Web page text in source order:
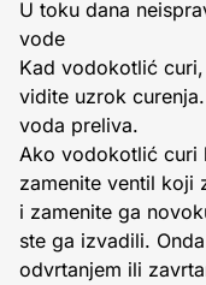
U toku dana
vode
Kad vodokotlić
vidite uzrok
voda preliva.
Ako vodokotlić curi
zamenite ventil koji
i zamenite ga
ste ga izvadili.
odvrtanjem ili